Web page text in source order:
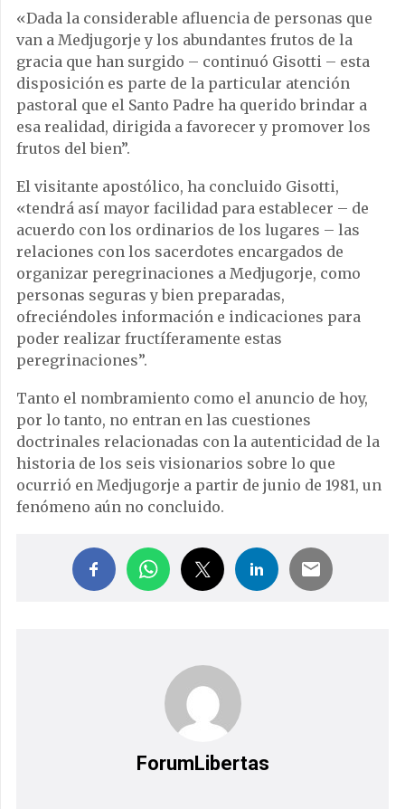
«Dada la considerable afluencia de personas que
van a Medjugorje y los abundantes frutos de la
gracia que han surgido – continuó Gisotti – esta
disposición es parte de la particular atención
pastoral que el Santo Padre ha querido brindar a
esa realidad, dirigida a favorecer y promover los
frutos del bien”.
El visitante apostólico, ha concluido Gisotti,
«tendrá así mayor facilidad para establecer – de
acuerdo con los ordinarios de los lugares – las
relaciones con los sacerdotes encargados de
organizar peregrinaciones a Medjugorje, como
personas seguras y bien preparadas,
ofreciéndoles información e indicaciones para
poder realizar fructíferamente estas
peregrinaciones”.
Tanto el nombramiento como el anuncio de hoy,
por lo tanto, no entran en las cuestiones
doctrinales relacionadas con la autenticidad de la
historia de los seis visionarios sobre lo que
ocurrió en Medjugorje a partir de junio de 1981, un
fenómeno aún no concluido.
ForumLibertas